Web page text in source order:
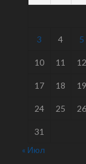
3 4 5
10 11 12
17 18 19
24 25 26
31
« Июл